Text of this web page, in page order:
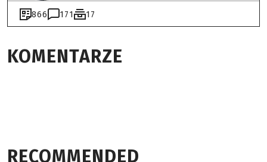
866 171 17
KOMENTARZE
RECOMMENDED